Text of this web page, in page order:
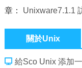
章： Unixware7.1.1
關於Unix
給Sco Unix 添加